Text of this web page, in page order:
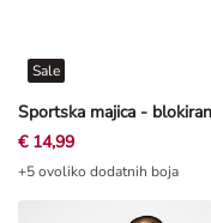
Sale
€ 14,99
+5 ovoliko dodatnih boja